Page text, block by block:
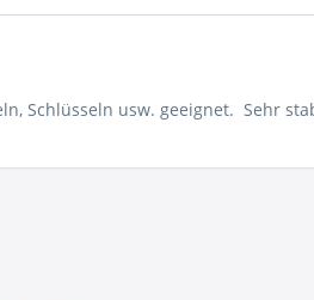
Schlüsseln usw. geeignet. Sehr